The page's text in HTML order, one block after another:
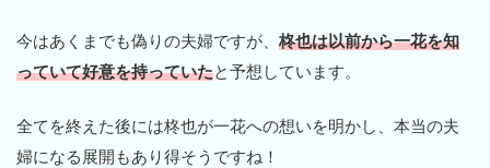
今はあくまでも偽りの夫婦ですが、 柊也は以前から一花を知
っていて好意を持っていたと予想しています。
全てを終えた後には柊也が一花への想いを明かし、本当の夫
婦になる展開もあり得そうですね！